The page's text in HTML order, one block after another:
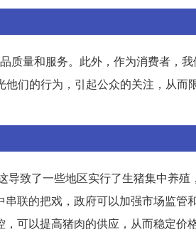
质量和服务。此外，作为消费者，
们的行为，引起公众的关注，从而
致了一些地区实行了生猪集中养殖
联的把戏，政府可以加强市场监管
可以提高猪肉的供应，从而稳定价格